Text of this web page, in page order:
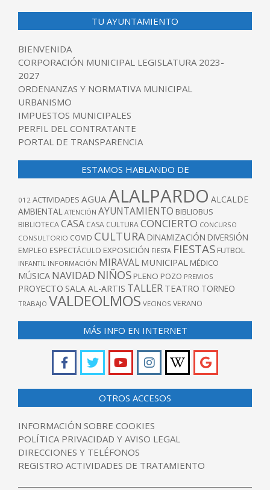
TU AYUNTAMIENTO
BIENVENIDA
CORPORACIÓN MUNICIPAL LEGISLATURA 2023-
2027
ORDENANZAS Y NORMATIVA MUNICIPAL
URBANISMO
IMPUESTOS MUNICIPALES
PERFIL DEL CONTRATANTE
PORTAL DE TRANSPARENCIA
ESTAMOS HABLANDO DE
012 ACTIVIDADES AGUA ALALPARDO ALCALDE
AMBIENTAL ATENCIÓN AYUNTAMIENTO BIBLIOBUS
BIBLIOTECACASA CASA CULTURACONCIERTO CONCURSO
CONSULTORIO COVID CULTURA DINAMIZACIÓN DIVERSIÓN
EMPLEO ESPECTÁCULO EXPOSICIÓN FIESTA FIESTAS FUTBOL
INFANTIL INFORMACIÓN MIRAVAL MUNICIPAL MÉDICO
MÚSICA NAVIDAD NIÑOS PLENO POZO PREMIOS
PROYECTO SALA AL-ARTIS TALLER TEATRO TORNEO
TRABAJO VALDEOLMOS VECINOS VERANO
MÁS INFO EN INTERNET
OTROS ACCESOS
INFORMACIÓN SOBRE COOKIES
POLÍTICA PRIVACIDAD Y AVISO LEGAL
DIRECCIONES Y TELÉFONOS
REGISTRO ACTIVIDADES DE TRATAMIENTO